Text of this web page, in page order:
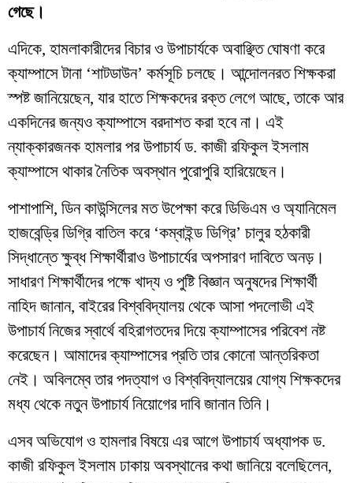
গেছে।
​এদিকে, হামলাকারীদের বিচার ও উপাচার্যকে অবাঞ্ছিত ঘোষণা করে
ক্যাম্পাসে টানা ‘শাটডাউন’ কর্মসূচি চলছে। আন্দোলনরত শিক্ষকরা
স্পষ্ট জানিয়েছেন, যার হাতে শিক্ষকদের রক্ত লেগে আছে, তাকে আর
একদিনের জন্যও ক্যাম্পাসে বরদাশত করা হবে না। এই
ন্যাক্কারজনক হামলার পর উপাচার্য ড. কাজী রফিকুল ইসলাম
ক্যাম্পাসে থাকার নৈতিক অবস্থান পুরোপুরি হারিয়েছেন।
​পাশাপাশি, ডিন কাউন্সিলের মত উপেক্ষা করে ডিভিএম ও অ্যানিমেল
হাজবেন্ড্রি ডিগ্রি বাতিল করে ‘কম্বাইন্ড ডিগ্রি’ চালুর হঠকারী
সিদ্ধান্তে ক্ষুব্ধ শিক্ষার্থীরাও উপাচার্যের অপসারণ দাবিতে অনড়।
সাধারণ শিক্ষার্থীদের পক্ষে খাদ্য ও পুষ্টি বিজ্ঞান অনুষদের শিক্ষার্থী
নাহিদ জানান, বাইরের বিশ্ববিদ্যালয় থেকে আসা পদলোভী এই
উপাচার্য নিজের স্বার্থে বহিরাগতদের দিয়ে ক্যাম্পাসের পরিবেশ নষ্ট
করেছেন। আমাদের ক্যাম্পাসের প্রতি তার কোনো আন্তরিকতা
নেই। অবিলম্বে তার পদত্যাগ ও বিশ্ববিদ্যালয়ের যোগ্য শিক্ষকদের
মধ্য থেকে নতুন উপাচার্য নিয়োগের দাবি জানান তিনি।
​এসব অভিযোগ ও হামলার বিষয়ে এর আগে উপাচার্য অধ্যাপক ড.
কাজী রফিকুল ইসলাম ঢাকায় অবস্থানের কথা জানিয়ে বলেছিলেন,